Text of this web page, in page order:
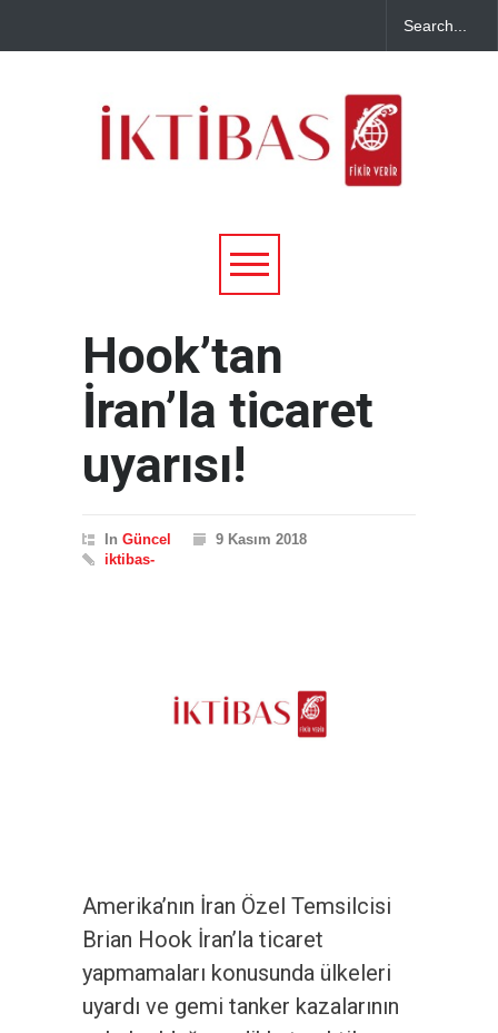
Hook’tan
İran’la ticaret
uyarısı!
In Güncel
9 Kasım 2018
iktibas-
Amerika’nın İran Özel Temsilcisi
Brian Hook İran’la ticaret
yapmamaları konusunda ülkeleri
uyardı ve gemi tanker kazalarının